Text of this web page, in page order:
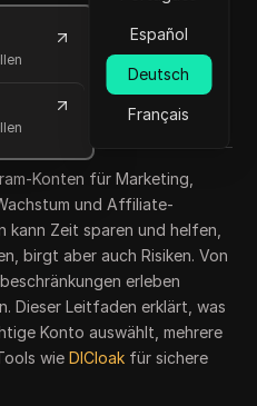
Español
Deutsch
Français
Konten für Marketing,
und Affiliate-
kann Zeit sparen und helfen,
birgt aber auch Risiken. Von
erleben
Dieser Leitfaden erklärt, was
Konto auswählt, mehrere
wieDICloak für sichere